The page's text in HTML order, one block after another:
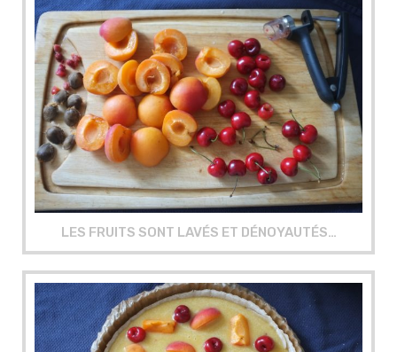
LES FRUITS SONT LAVÉS ET DÉNOYAUTÉS…